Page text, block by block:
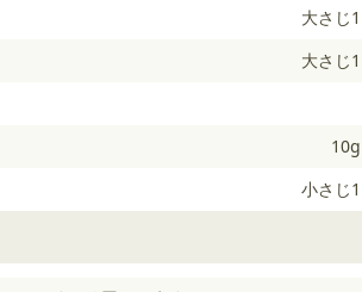
大さじ1
大さじ1
10g
小さじ1